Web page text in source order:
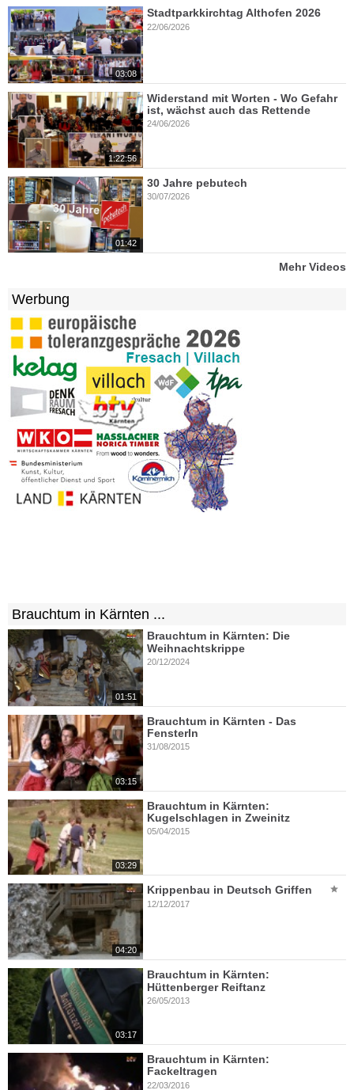
03:08
Stadtparkkirchtag Althofen 2026
22/06/2026
1:22:56
Widerstand mit Worten - Wo Gefahr
ist, wächst auch das Rettende
24/06/2026
01:42
30 Jahre pebutech
30/07/2026
Mehr Videos
Werbung
Brauchtum in Kärnten ...
01:51
Brauchtum in Kärnten: Die
Weihnachtskrippe
20/12/2024
03:15
Brauchtum in Kärnten - Das
Fensterln
31/08/2015
03:29
Brauchtum in Kärnten:
Kugelschlagen in Zweinitz
05/04/2015
04:20
Krippenbau in Deutsch Griffen
12/12/2017
03:17
Brauchtum in Kärnten:
Hüttenberger Reiftanz
26/05/2013
Brauchtum in Kärnten:
Fackeltragen
22/03/2016